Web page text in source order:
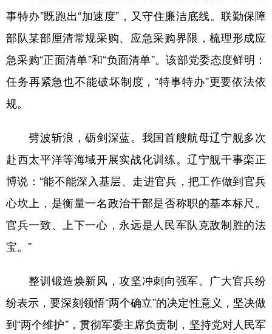
事特办”既跑出“加速度”，又守住廉洁底线。联勤保障
部队某部厘清常规采购、应急采购界限，梳理形成应
急采购“正面清单”和“负面清单”。该部党委态度鲜明：
任务再紧急也不能破坏制度，“特事特办”更要依法依
规。
劈波斩浪，砺剑深蓝。我国首艘航母辽宁舰多次
赴西太平洋等海域开展实战化训练。辽宁舰干事栾正
博说：“能不能深入基层、走进官兵，把工作做到官兵
心坎上，是衡量一名政治干部是否称职的基本标尺。
官兵一致、上下一心，永远是人民军队克敌制胜的法
宝。”
整训锻造焕新风，攻坚冲刺向强军。广大官兵纷
纷表示，要深刻领悟“两个确立”的决定性意义，坚决做
到“两个维护”，贯彻军委主席负责制，坚持党对人民军